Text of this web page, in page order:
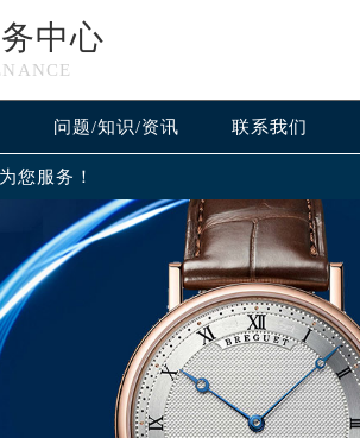
中心
问题/知识/资讯 联系我们
您服务！